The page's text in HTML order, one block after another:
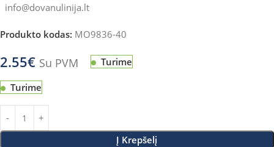
info@dovanulinija.lt
Produkto kodas: MO9836-40
2.55€ Su PVM Turime
Turime
Į Krepšelį